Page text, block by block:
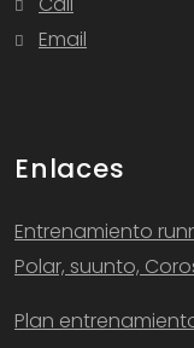
Email
Enlaces
Entrenamiento
Polar, suunto,
Plan